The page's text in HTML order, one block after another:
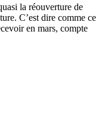
la réouverture de
C’est dire comme ce
en mars, compte